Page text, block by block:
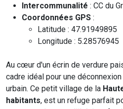
Intercommunalité : CC du
Coordonnées GPS :
Latitude : 47.91949895
Longitude : 5.28576945
Au cœur d'un écrin de verdure
cadre idéal pour une
urbain. Ce petit village de la
habitants, est un refuge parfait